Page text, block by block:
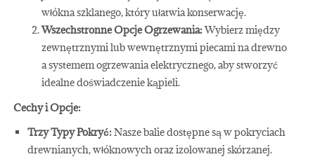
włókna szklanego, który ułatwia konserwację.
Wszechstronne Opcje Ogrzewania:Wybierz między
zewnętrznymi lub wewnętrznymi piecami na drewno
a systemem ogrzewania elektrycznego, aby stworzyć
idealne doświadczenie kąpieli.
Cechy i Opcje:
Trzy Typy Pokryć:Nasze balie dostępne są w pokryciach
drewnianych, włóknowych oraz izolowanej skórzanej.